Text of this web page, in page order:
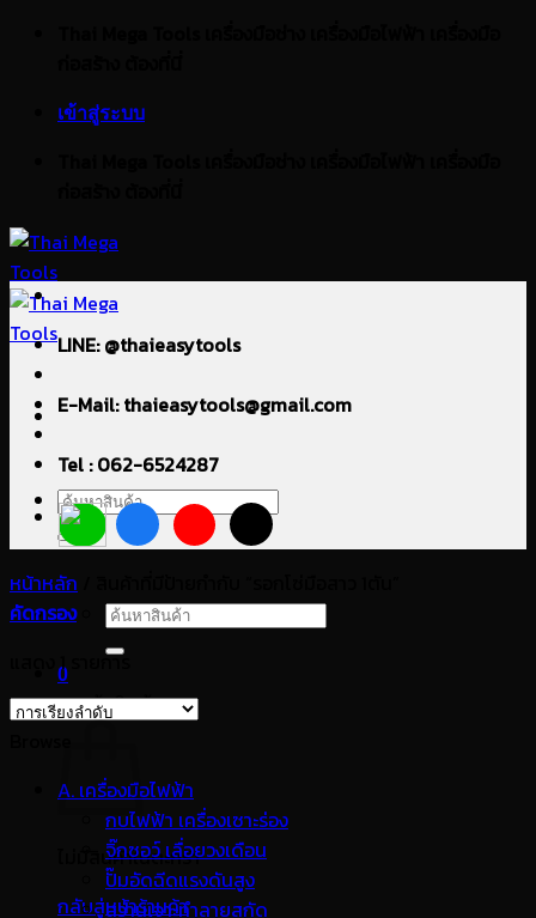
เข้าสู่ระบบ
ค้นหา:
ค้นหา:
0
ตะกร้าสินค้า
ไม่มีสินค้าในตะกร้า
กลับสู่หน้าร้านค้า
LINE: @thaieasytools
E-Mail: thaieasytools@gmail.com
Tel : 062-6524287
หน้าหลัก
คัดกรอง
แสดง 1 รายการ
A. เครื่องมือไฟฟ้า
กบไฟฟ้า เครื่องเซาะร่อง
จิ๊กซอว์ เลื่อยวงเดือน
ปั๊มอัดฉีดแรงดันสูง
สว่านเจาะทำลายสกัด